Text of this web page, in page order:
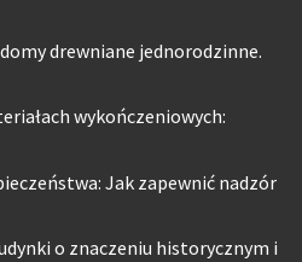
drewniane jednorodzinne.
wykończeniowych:
Jak zapewnić nadzór
o znaczeniu historycznym i